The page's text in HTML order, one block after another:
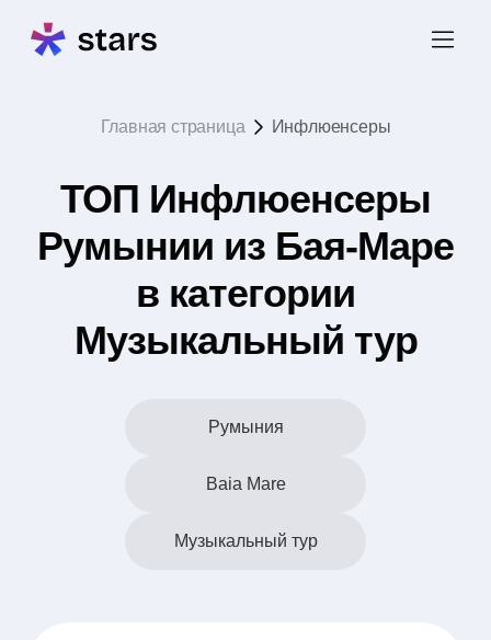
Главная страница Инфлюенсеры
ТОП Инфлюенсеры
Румынии из Бая-Маре
в категории
Музыкальный тур
Румыния
Baia Mare
Музыкальный тур